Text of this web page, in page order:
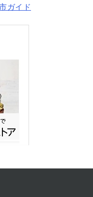
ガイド